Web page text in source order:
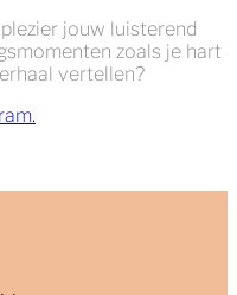
jouw luisterend
zoals je hart
vertellen?